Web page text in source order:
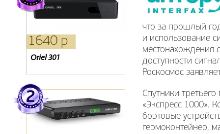
1640 р
Oriel 301
2310 р
Кронштейн ТВ SP 500
1210 р
Карта Триколор
что за прошлый
и использование
местонахождения
доступности
Роскосмос
Спутники
«Экспресс 1000».
бортовые
гермоконтейнер,